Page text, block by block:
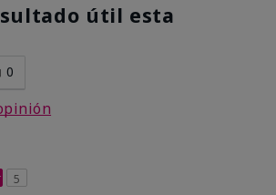
útil esta
0
5